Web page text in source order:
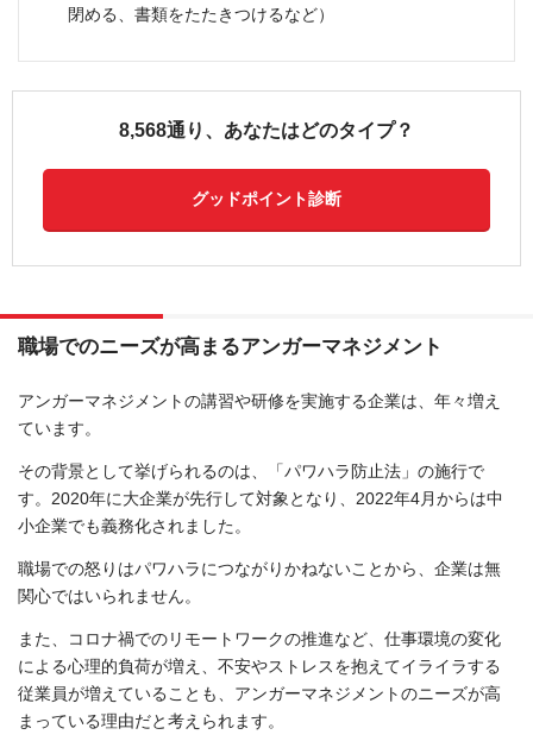
閉める、書類をたたきつけるなど）
8,568通り、あなたはどのタイプ？
グッドポイント診断
職場でのニーズが高まるアンガーマネジメント
アンガーマネジメントの講習や研修を実施する企業は、年々増え
ています。
その背景として挙げられるのは、「パワハラ防止法」の施行で
す。2020年に大企業が先行して対象となり、2022年4月からは中
小企業でも義務化されました。
職場での怒りはパワハラにつながりかねないことから、企業は無
関心ではいられません。
また、コロナ禍でのリモートワークの推進など、仕事環境の変化
による心理的負荷が増え、不安やストレスを抱えてイライラする
従業員が増えていることも、アンガーマネジメントのニーズが高
まっている理由だと考えられます。